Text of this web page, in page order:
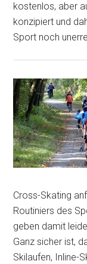
kostenlos, aber
konzipiert und
Sport noch
Cross-Skating
Routiniers des
geben damit
Ganz sicher ist,
Skilaufen, Inline-